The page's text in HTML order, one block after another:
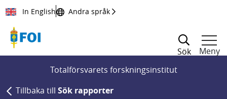
Till innehållet
In English Andra språk
Sök
Meny
Totalförsvarets forskningsinstitut
Tillbaka till Sök rapporter